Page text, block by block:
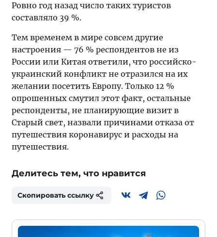
Ровно год назад число таких туристов
составляло 39 %.
Тем временем в мире совсем другие
настроения — 76 % респондентов не из
России или Китая ответили, что российско-
украинский конфликт не отразился на их
желании посетить Европу. Только 12 %
опрошенных смутил этот факт, остальные
респонденты, не планирующие визит в
Старый свет, назвали причинами отказа от
путешествия коронавирус и расходы на
путешествия.
Делитесь тем, что нравится
Скопировать ссылку